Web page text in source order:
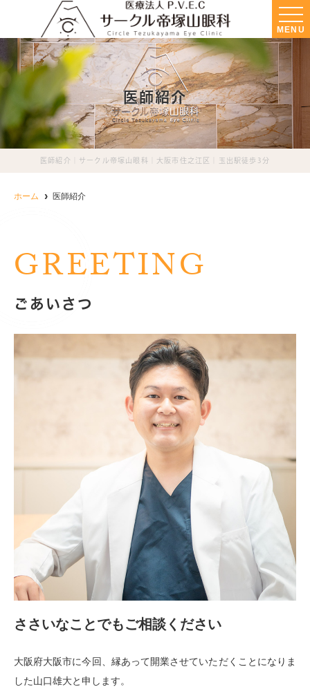
MENU
医師紹介
医師紹介｜サークル帝塚山眼科｜大阪市住之江区｜玉出駅徒歩3分
ホーム 医師紹介
ごあいさつ
ささいなことでもご相談ください
大阪府大阪市に今回、縁あって開業させていただくことになりま
した山口雄大と申します。